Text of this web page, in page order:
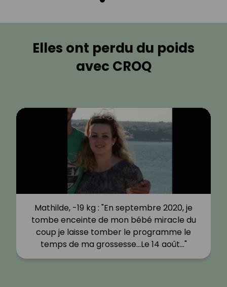
Elles ont perdu du poids
avec CROQ
Mathilde, -19 kg : "En septembre 2020, je
tombe enceinte de mon bébé miracle du
coup je laisse tomber le programme le
temps de ma grossesse…Le 14 août…"